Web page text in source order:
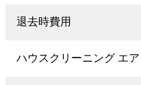
退去時費用
ハウスクリーニング エ